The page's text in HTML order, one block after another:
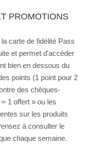
PROMOTIONS
carte de fidélité Pass
et permet d'accéder
bien en dessous du
points (1 point pour 2
des chèques-
1 offert » ou les
sur les produits
à consulter le
chaque semaine.